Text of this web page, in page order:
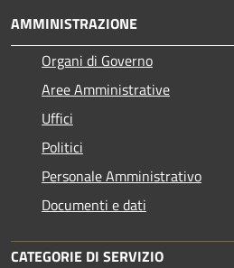
AMMINISTRAZIONE
Organi di Governo
Aree Amministrative
Uffici
Politici
Personale Amministrativo
Documenti e dati
CATEGORIE DI SERVIZIO